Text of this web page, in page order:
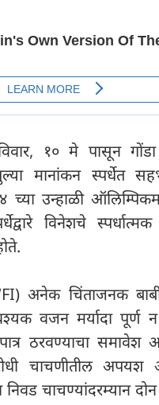
१० मे पासून
खुल्या मानांकन स्पर्धेत
च्या उन्हाळी
विनेशचे
अनेक चिंताजनक
वजन मर्यादा पूर्ण
ठरवण्याचा
चाचणीतील अपयश
चाचण्यांदरम्यान